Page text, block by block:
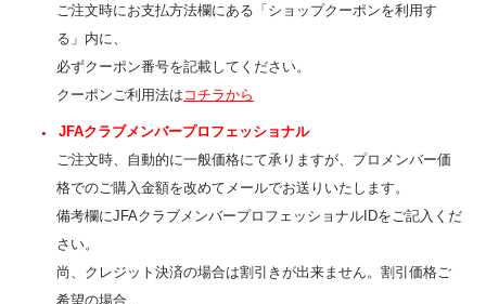
ご注文時にお支払方法欄にある「ショップクーポンを利用す
る」内に、
必ずクーポン番号を記載してください。
クーポンご利用法は コチラから
JFAクラブメンバープロフェッショナル
ご注文時、自動的に一般価格にて承りますが、プロメンバー価
格でのご購入金額を改めてメールでお送りいたします。
備考欄にJFAクラブメンバープロフェッショナルIDをご記入くだ
さい。
尚、クレジット決済の場合は割引きが出来ません。割引価格ご
希望の場合、